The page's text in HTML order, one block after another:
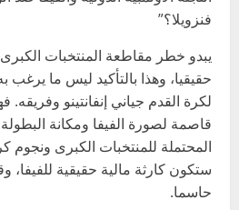
فنزويلا؟”
يبدو خطر مقاطعة المنتخبات الكبرى
حقيقيا، وهذا بالتأكيد ليس ما يرغب
لكرة القدم جياني إنفانتينو
قاصمة لصورة الفيفا ومكانة
المحتملة للمنتخبات الكبرى ونجوم
ستكون كارثة مالية حقيقية للفيفا،
حاسما.